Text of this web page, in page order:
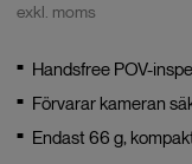
exkl. moms
Handsfree POV-
Förvarar kameran
Endast 66 g,